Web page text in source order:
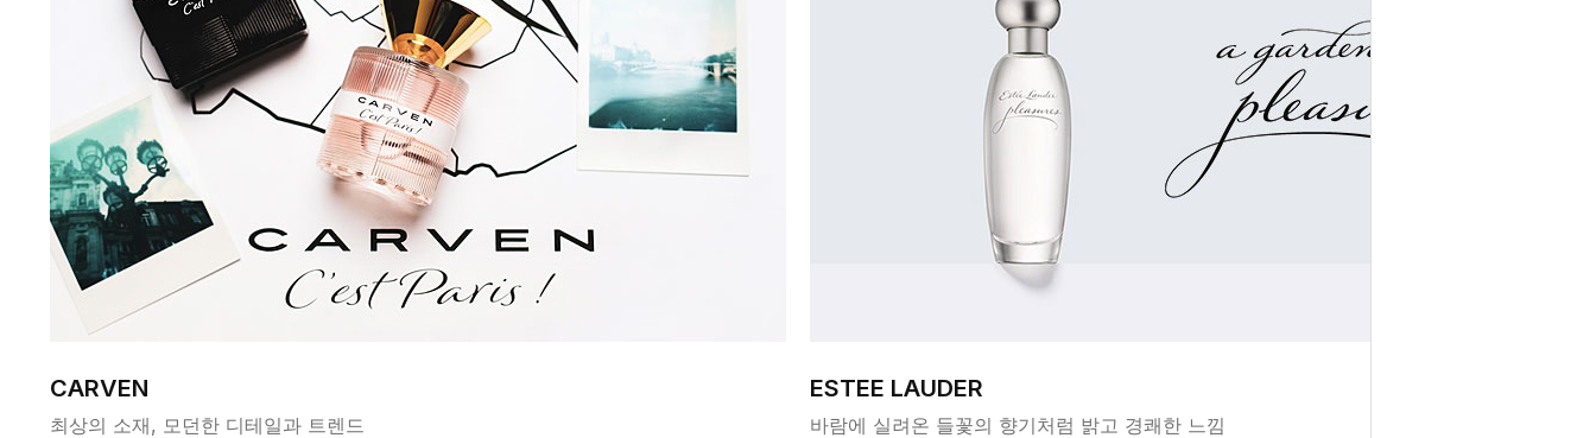
CARVEN
최상의 소재, 모던한 디테일과 트렌드
ESTEE LAUDER
바람에 실려온 들꽃의 향기처럼 밝고 경쾌한 느낌